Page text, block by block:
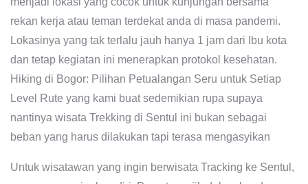
rekan kerja atau teman terdekat anda di masa pandemi.
Lokasinya yang tak terlalu jauh hanya 1 jam dari Ibu kota
dan tetap kegiatan ini menerapkan protokol kesehatan.
Hiking di Bogor: Pilihan Petualangan Seru untuk Setiap
Level Rute yang kami buat sedemikian rupa supaya
nantinya wisata Trekking di Sentul ini bukan sebagai
beban yang harus dilakukan tapi terasa mengasyikan
Untuk wisatawan yang ingin berwisata Tracking ke Sentul,